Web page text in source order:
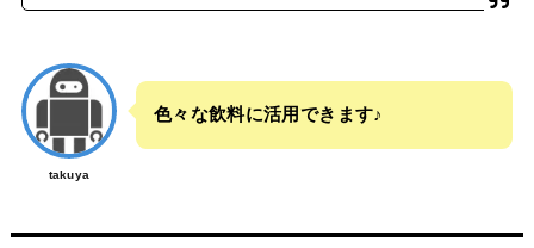
takuya
色々な飲料に活用できます♪